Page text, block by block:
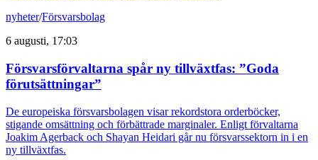
nyheter/Försvarsbolag
6 augusti, 17:03
Försvarsförvaltarna spår ny tillväxtfas: ”Goda
förutsättningar”
De europeiska försvarsbolagen visar rekordstora orderböcker,
stigande omsättning och förbättrade marginaler. Enligt förvaltarna
Joakim Agerback och Shayan Heidari går nu försvarssektorn in i en
ny tillväxtfas.